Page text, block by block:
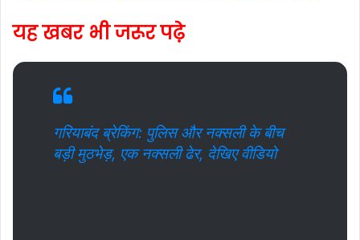
यह खबर भी जरूर पढ़े
गरियाबंद ब्रेकिंग: पुलिस और नक्सली के बीच
बड़ी मुठभेड़, एक नक्सली ढेर, देखिए वीडियो